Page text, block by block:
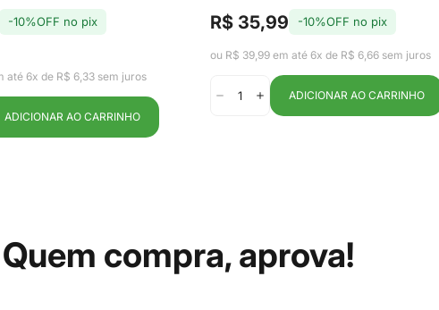
com Cesto
2,2L - Ou
-10%OFF no pix
até 6x de R$ 6,33 sem juros
ADICIONAR AO CARRINHO
Marrom Amêndoa -
Ou
Preço
de
R$ 35,99
Preço
regular
-10%OFF no pix
ou R$ 39,99 em até 6x de R$ 6,66 sem juros
ADICIONAR AO CARRINHO
Quem compra, aprova!